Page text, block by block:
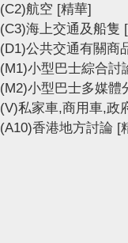
(C2)航空 [精華]
(C3)海上交通及船隻
(D1)公共交通有關商
(M1)小型巴士綜合討
(M2)小型巴士多媒體
(V)私家車,商用車,政
(A10)香港地方討論 [